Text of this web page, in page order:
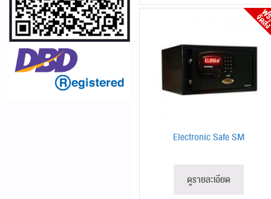
Electronic Safe SM
ดูรายละเอียด